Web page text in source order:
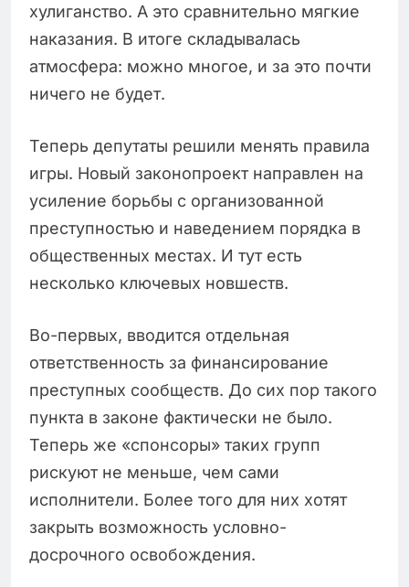
хулиганство. А это сравнительно мягкие
наказания. В итоге складывалась
атмосфера: можно многое, и за это почти
ничего не будет.
Теперь депутаты решили менять правила
игры. Новый законопроект направлен на
усиление борьбы с организованной
преступностью и наведением порядка в
общественных местах. И тут есть
несколько ключевых новшеств.
Во-первых, вводится отдельная
ответственность за финансирование
преступных сообществ. До сих пор такого
пункта в законе фактически не было.
Теперь же «спонсоры» таких групп
рискуют не меньше, чем сами
исполнители. Более того для них хотят
закрыть возможность условно-
досрочного освобождения.